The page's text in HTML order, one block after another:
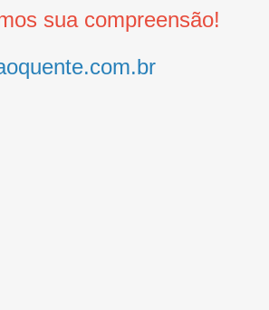
sua compreensão!